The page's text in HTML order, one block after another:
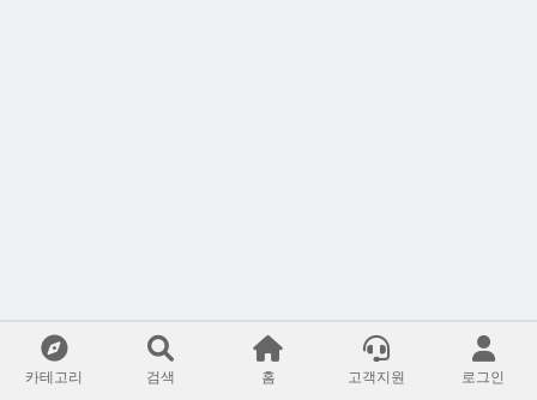
카테고리 검색 홈 고객지원 로그인